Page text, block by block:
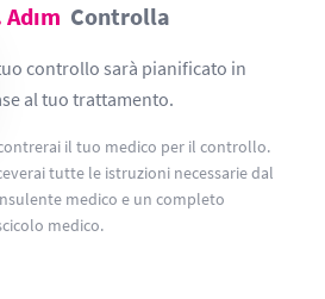
Controlla
controllo sarà pianificato in
al tuo trattamento.
il tuo medico per il controllo.
tutte le istruzioni necessarie dal
medico e un completo
medico.